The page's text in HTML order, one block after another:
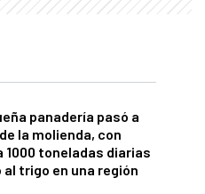
panadería pasó a
la molienda, con
1000 toneladas diarias
al trigo en una región